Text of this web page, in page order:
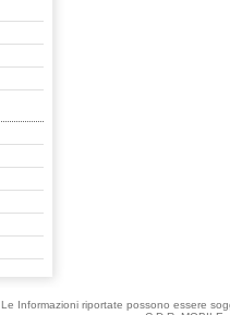
Le Informazioni riportate possono essere